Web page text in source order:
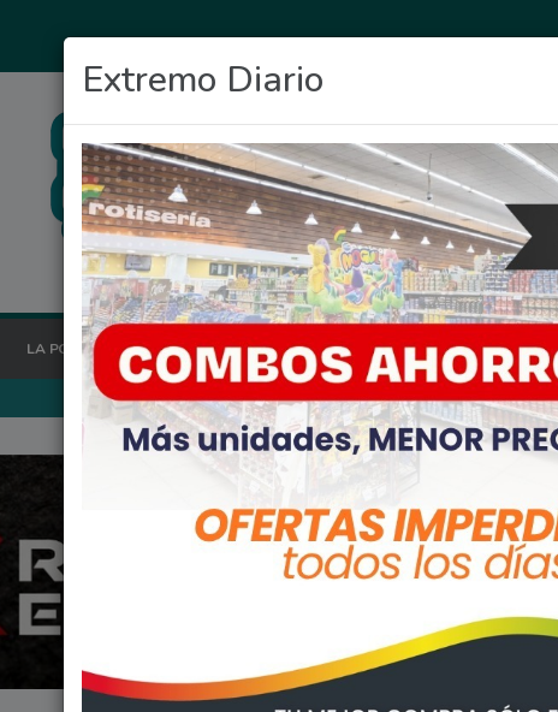
LA POSTA HOY OCIO DEPORTES FIGHIERA GENERAL LAGOS
Extremo Diario